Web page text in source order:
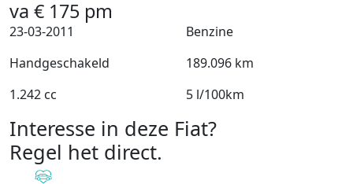
va € 175 pm
23-03-2011
Benzine
Handgeschakeld
189.096 km
1.242 cc
5 l/100km
Interesse in deze Fiat?
Regel het direct.